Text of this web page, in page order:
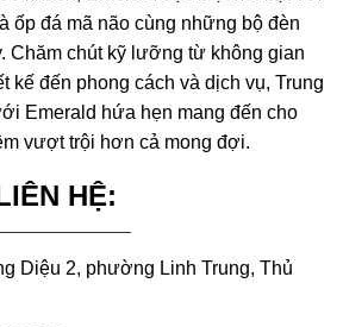
ốp đá mã não cùng những bộ đèn
Chăm chút kỹ lưỡng từ không gian
kế đến phong cách và dịch vụ, Trung
Emerald hứa hẹn mang đến cho
vượt trội hơn cả mong đợi.
HỆ:
Diệu 2, phường Linh Trung, Thủ